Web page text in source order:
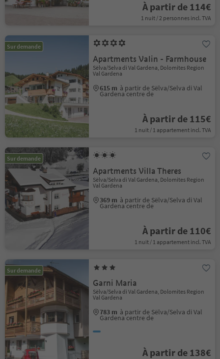
À partir de 114€
1 nuit / 2 personnes incl. TVA
Sur demande
Apartments Valin - Farmhouse
Sëlva/Selva di Val Gardena, Dolomites Region
Val Gardena
615 m à partir de Sëlva/Selva di Val
Gardena centre de
À partir de 115€
1 nuit / 1 appartement incl. TVA
Sur demande
Apartments Villa Theres
Sëlva/Selva di Val Gardena, Dolomites Region
Val Gardena
369 m à partir de Sëlva/Selva di Val
Gardena centre de
À partir de 110€
1 nuit / 1 appartement incl. TVA
Sur demande
Garni Maria
Sëlva/Selva di Val Gardena, Dolomites Region
Val Gardena
783 m à partir de Sëlva/Selva di Val
Gardena centre de
À partir de 138€